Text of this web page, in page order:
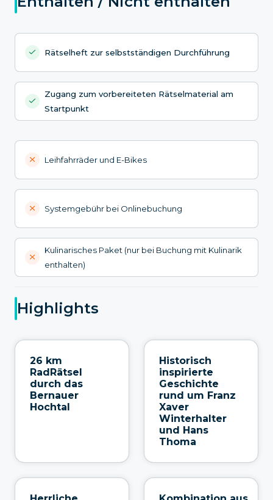
Rätselheft zur selbstständigen Durchführung
Zugang zum vorbereiteten Rätselmaterial am
Startpunkt
Leihfahrräder und E-Bikes
Systemgebühr bei Onlinebuchung
Kulinarisches Paket (nur bei Buchung mit Kulinarik
enthalten)
Highlights
26 km
RadRätsel
durch das
Bernauer
Hochtal
Historisch
inspirierte
Geschichte
rund um Franz
Xaver
Winterhalter
und Hans
Thoma